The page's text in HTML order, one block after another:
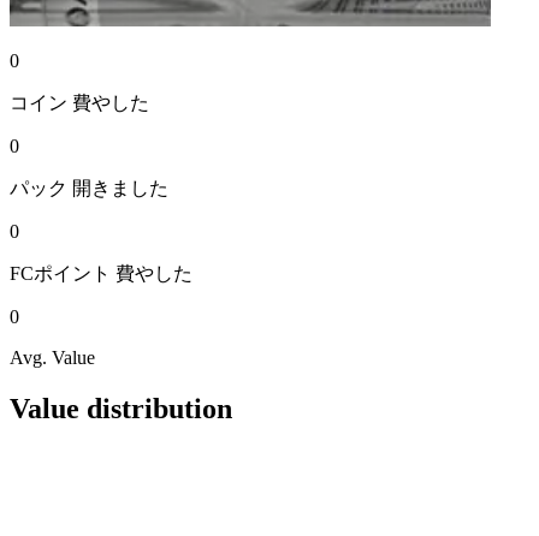
0
コイン 費やした
0
パック 開きました
0
FCポイント 費やした
0
Avg. Value
Value distribution